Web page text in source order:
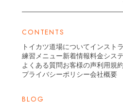
CONTENTS
トイカツ道場についてインスト
練習メニュー新着情報料金シス
よくある質問お客様の声利用規
プライバシーポリシー会社概要
BLOG